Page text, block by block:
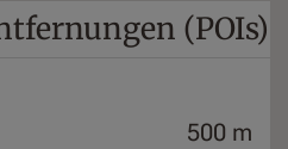
(POIs)
500 m